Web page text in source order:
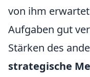
von ihm
Aufgaben gut
Stärken des
strategische